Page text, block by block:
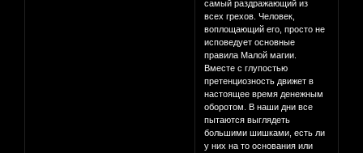
самый раздражающий из
всех грехов. Человек,
воплощающий его, просто не
исповедует основные
правила Малой магии.
Вместе с глупостью
претенциозность движет в
настоящее время денежным
оборотом. В наши дни все
пытаются выглядеть
большими шишками, есть ли
у них на то основания или